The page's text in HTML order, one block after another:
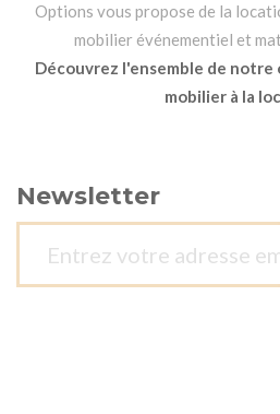
Options vous propose de la
mobilier événementiel et
Découvrez l'ensemble de
mobilier à la
Newsletter